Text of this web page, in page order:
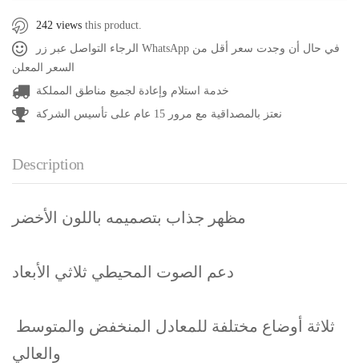
242 views this product.
الرجاء التواصل عبر زر WhatsApp في حال أن وجدت سعر أقل من
السعر المعلن
خدمة استلام وإعادة لجميع مناطق المملكة
نعتز بالمصداقية مع مرور 15 عام على تأسيس الشركة
Description
مظهر جذاب بتصميمه باللون الأخضر
دعم الصوت المحيطي ثلاثي الأبعاد
ثلاثة أوضاع مختلفة للمعادل المنخفض والمتوسط ​​
والعالي